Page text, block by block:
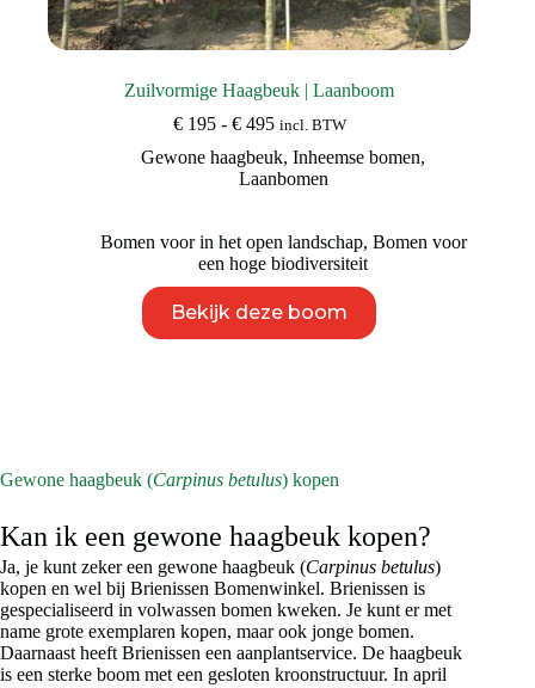
Zuilvormige Haagbeuk | Laanboom
€195 - €495Prijsklasse:
tot
€ 495
incl. BTW
Gewone haagbeuk,Inheemse bomen,
Laanbomen
Bomen voor in het open landschap, Bomen voor
een hoge biodiversiteit
Bekijk deze boom
product
heeft
worden
de
productpagina
Gewone haagbeuk (Carpinus betulus) kopen
Kan ik een gewone haagbeuk kopen?
Ja, je kunt zeker een gewone haagbeuk (Carpinus betulus)
kopen en wel bij Brienissen Bomenwinkel. Brienissen is
gespecialiseerd in volwassen bomen kweken. Je kunt er met
name grote exemplaren kopen, maar ook jonge bomen.
Daarnaast heeft Brienissen een aanplantservice. De haagbeuk
is een sterke boom met een gesloten kroonstructuur. In april